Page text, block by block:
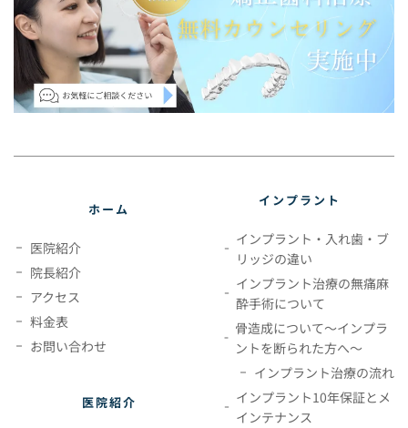
ホーム
医院紹介
院長紹介
アクセス
料金表
お問い合わせ
医院紹介
インプラント
インプラント・入れ歯・ブ
リッジの違い
インプラント治療の無痛麻
酔手術について
骨造成について～インプラ
ントを断られた方へ～
インプラント治療の流れ
インプラント10年保証とメ
インテナンス